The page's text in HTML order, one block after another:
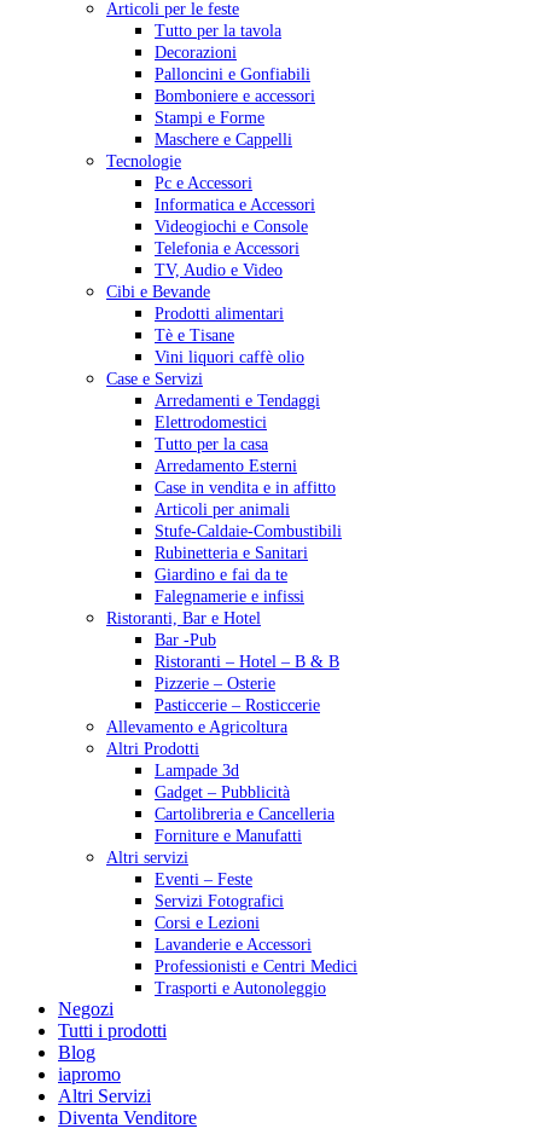
Articoli per le feste
Tutto per la tavola
Decorazioni
Palloncini e Gonfiabili
Bomboniere e accessori
Stampi e Forme
Maschere e Cappelli
Tecnologie
Pc e Accessori
Informatica e Accessori
Videogiochi e Console
Telefonia e Accessori
TV, Audio e Video
Cibi e Bevande
Prodotti alimentari
Tè e Tisane
Vini liquori caffè olio
Case e Servizi
Arredamenti e Tendaggi
Elettrodomestici
Tutto per la casa
Arredamento Esterni
Case in vendita e in affitto
Articoli per animali
Stufe-Caldaie-Combustibili
Rubinetteria e Sanitari
Giardino e fai da te
Falegnamerie e infissi
Ristoranti, Bar e Hotel
Bar -Pub
Ristoranti – Hotel – B & B
Pizzerie – Osterie
Pasticcerie – Rosticcerie
Allevamento e Agricoltura
Altri Prodotti
Lampade 3d
Gadget – Pubblicità
Cartolibreria e Cancelleria
Forniture e Manufatti
Altri servizi
Eventi – Feste
Servizi Fotografici
Corsi e Lezioni
Lavanderie e Accessori
Professionisti e Centri Medici
Trasporti e Autonoleggio
Negozi
Tutti i prodotti
Blog
iapromo
Altri Servizi
Diventa Venditore